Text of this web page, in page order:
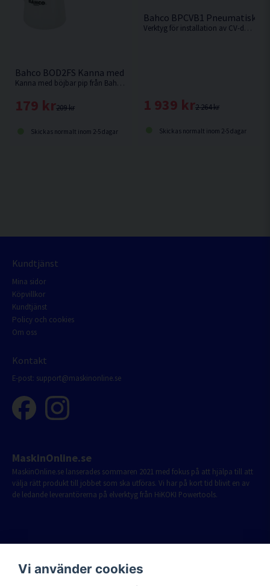
Bahco BOD2FS Kanna med böjbar pip 2L
Kanna med böjbar pip från Bahco. Underbar att använda vid påfyllning av bland annat Olja.
209 kr
179 kr
Skickas normalt inom 2-5 dagar
Bahco BPCVB1 Pneumatiskt
Verktyg för installation av CV-damask på kardanaxel
2 264 kr
1 939 kr
Skickas normalt inom 2-5 dagar
Kundtjänst
Mina sidor
Köpvillkor
Kundtjänst
Policy och cookies
Om oss
Kontakt
E-post: support@maskinonline.se
MaskinOnline.se
MaskinOnline.se lanserades sommaren 2021 med fokus på att hjälpa till att
välja rätt produkt till jobbet som ska utföras. Vi har på kort tid blivit en av
de ledande leverantörerna på elverktyg från HiKOKI Powertools.
Vi använder cookies